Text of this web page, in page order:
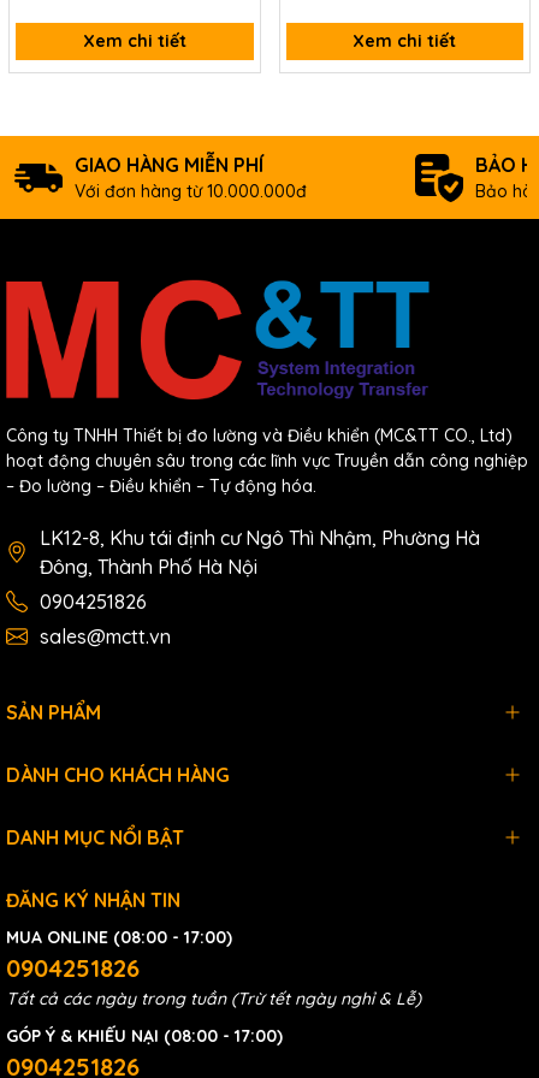
Xem chi tiết Xem chi tiết
GIAO HÀNG MIỄN PHÍ
Với đơn hàng từ 10.000.000đ
BẢO
Bảo
Công ty TNHH Thiết bị đo lường và Điều khiển (MC&TT CO., Ltd)
hoạt động chuyên sâu trong các lĩnh vực Truyền dẫn công nghiệp
– Đo lường – Điều khiển – Tự động hóa.
LK12-8, Khu tái định cư Ngô Thì Nhậm, Phường Hà
Đông, Thành Phố Hà Nội
0904251826
sales@mctt.vn
SẢN PHẨM
DÀNH CHO KHÁCH HÀNG
DANH MỤC NỔI BẬT
ĐĂNG KÝ NHẬN TIN
MUA ONLINE (08:00 - 17:00)
0904251826
Tất cả các ngày trong tuần (Trừ tết ngày nghỉ & Lễ)
GÓP Ý & KHIẾU NẠI (08:00 - 17:00)
0904251826